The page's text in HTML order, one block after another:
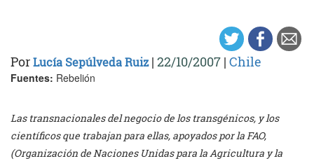
PorLucía Sepúlveda Ruiz| 22/10/2007 | Chile
Fuentes: Rebelión
Las transnacionales del negocio de los transgénicos, y los
científicos que trabajan para ellas, apoyados por la FAO,
(Organización de Naciones Unidas para la Agricultura y la